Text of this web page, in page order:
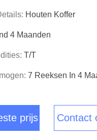
Houten Koffer
4 Maanden
T/T
7 Reeksen In 4
prijs Contact